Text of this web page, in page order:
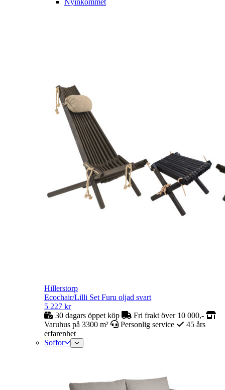
Nyinkommet
Hillerstorp
Ecochair/Lilli Set Furu oljad svart
5 227 kr
30 dagars öppet köp
Fri frakt över 10 000,-
Varuhus på 3300 m²
Personlig service
45 års
erfarenhet
Soffor